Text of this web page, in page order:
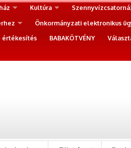
Kultúra
Önkormányzati elektronikus
értékesítés BABAKÖTVÉNY